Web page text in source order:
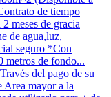
de tiempo
meses de gracia
de agua,luz,
seguro *Con
metros de fondo...
del pago de su
mayor a la